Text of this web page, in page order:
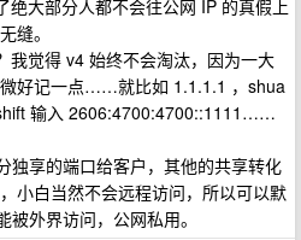
绝大部分人都不会往公网 IP 的真假上
缝。
我觉得 v4 始终不会淘汰，因为一大
好记一点……就比如 1.1.1.1 ，shua
输入 2606:4700:4700::1111……
独享的端口给客户，其他的共享转化
小白当然不会远程访问，所以可以默
被外界访问，公网私用。